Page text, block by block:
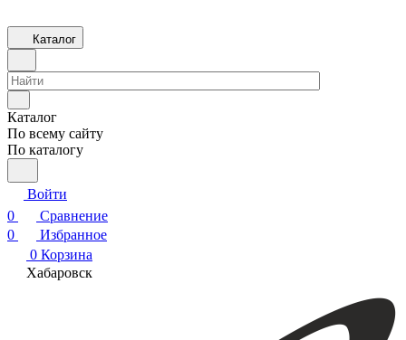
Каталог
Каталог
По всему сайту
По каталогу
Войти
0
Сравнение
0
Избранное
0 Корзина
Хабаровск